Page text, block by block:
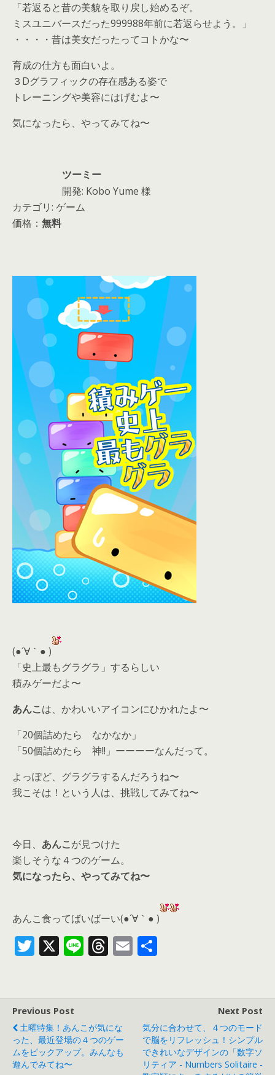
「若返ると昔の美貌を取り戻し始めるぞ。
ミスユニバースだった999988年前に若返らせよう。」
・・・・昔は美女だったってコトかな〜
育成の仕方も面白いよ。
３Dグラフィックの存在感ある姿で
トレーニングや美容にはげむよ〜
気になったら、やってみてね〜
ツーミー
開発: Kobo Yume 様
カテゴリ: ゲーム
価格： 無料
(●´∀｀● )
「史上最もグラグラ」するらしい
積みゲーだよ〜
あんこは、かわいいアイコンにひかれたよ〜
「20個詰めたら なかなか」
「50個詰めたら 神!!」ーーーーなんだって。
よっぽど、グラグラするんだろうね〜
我こそは！という人は、挑戦してみてね〜
今日、 あんこが見つけた
楽しそうな４つのゲーム。
気になったら、 やってみてね〜
あんこ食ってばいばーい(●´∀｀● )
T
er
X Li T
d
s
E
Previous Post
土曜特集！あんこが気にな
った、最近登場の４つのゲー
ムをピックアップ。みんなも
遊んでみてね〜
Next Post
気分に合わせて、４つのモード
で脳をリフレッシュ！シンプル
できれいなデザインの「数字ソ
リティア - Numbers Solitaire -